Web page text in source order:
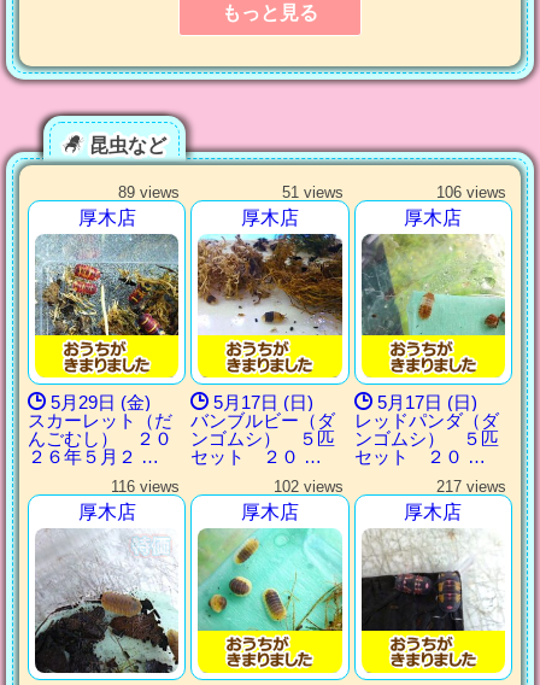
もっと見る
昆虫など
89 views
厚木店
5月29日 (金)
スカーレット（だ
んごむし） ２０
２６年５月２ …
51 views
厚木店
5月17日 (日)
バンブルビー（ダ
ンゴムシ） ５匹
セット ２０ …
106 views
厚木店
5月17日 (日)
レッドパンダ（ダ
ンゴムシ） ５匹
セット ２０ …
116 views
厚木店
102 views
厚木店
217 views
厚木店